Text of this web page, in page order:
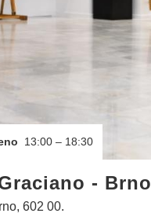
13:00 – 18:30
- Brno
602 00.